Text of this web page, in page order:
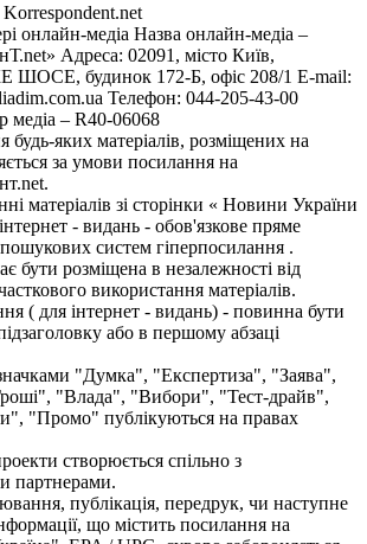
онлайн-медіа Назва онлайн-медіа –
Адреса: 02091, місто Київ,
будинок 172-Б, офіс 208/1 E-mail:
Телефон: 044-205-43-00
медіа – R40-06068
будь-яких матеріалів, розміщених на
за умови посилання на
матеріалів зі сторінки « Новини України
- видань - обов'язкове пряме
систем гіперпосилання .
бути розміщена в незалежності від
використання матеріалів.
( для інтернет - видань) - повинна бути
або в першому абзаці
"Думка", "Експертиза", "Заява",
"Влада", "Вибори", "Тест-драйв",
"Промо" публікуються на правах
створюється спільно з
партнерами.
публікація, передрук, чи наступне
що містить посилання на